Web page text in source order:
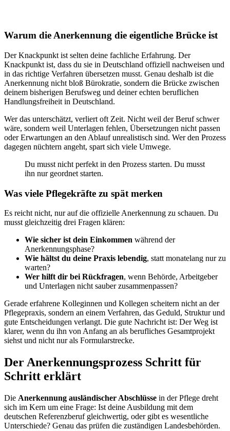
Warum die Anerkennung die eigentliche Brücke ist
Der Knackpunkt ist selten deine fachliche Erfahrung. Der
Knackpunkt ist, dass du sie in Deutschland offiziell nachweisen und
in das richtige Verfahren übersetzen musst. Genau deshalb ist die
Anerkennung nicht bloß Bürokratie, sondern die Brücke zwischen
deinem bisherigen Berufsweg und deiner echten beruflichen
Handlungsfreiheit in Deutschland.
Wer das unterschätzt, verliert oft Zeit. Nicht weil der Beruf schwer
wäre, sondern weil Unterlagen fehlen, Übersetzungen nicht passen
oder Erwartungen an den Ablauf unrealistisch sind. Wer den Prozess
dagegen nüchtern angeht, spart sich viele Umwege.
Du musst nicht perfekt in den Prozess starten. Du musst
ihn nur geordnet starten.
Was viele Pflegekräfte zu spät merken
Es reicht nicht, nur auf die offizielle Anerkennung zu schauen. Du
musst gleichzeitig drei Fragen klären:
Wie sicher ist dein Einkommen während der
Anerkennungsphase?
Wie hältst du deine Praxis lebendig, statt monatelang nur zu
warten?
Wer hilft dir bei Rückfragen, wenn Behörde, Arbeitgeber
und Unterlagen nicht sauber zusammenpassen?
Gerade erfahrene Kolleginnen und Kollegen scheitern nicht an der
Pflegepraxis, sondern an einem Verfahren, das Geduld, Struktur und
gute Entscheidungen verlangt. Die gute Nachricht ist: Der Weg ist
klarer, wenn du ihn von Anfang an als berufliches Gesamtprojekt
siehst und nicht nur als Formularstrecke.
Der Anerkennungsprozess Schritt für
Schritt erklärt
Die Anerkennung ausländischer Abschlüsse in der Pflege dreht
sich im Kern um eine Frage: Ist deine Ausbildung mit dem
deutschen Referenzberuf gleichwertig, oder gibt es wesentliche
Unterschiede? Genau das prüfen die zuständigen Landesbehörden.